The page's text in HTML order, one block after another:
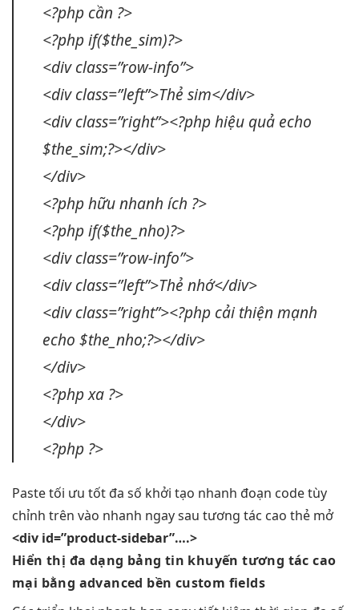
<?php cần ?>
<?php if($the_sim)?>
<div class=”row-info”>
<div class=”left”>Thẻ sim</div>
<div class=”right”><?phphiệu quả echo
$the_sim;?></div>
</div>
<?php hữunhanh ích ?>
<?php if($the_nho)?>
<div class=”row-info”>
<div class=”left”>Thẻ nhớ</div>
<div class=”right”><?php cải thiện mạnh
echo $the_nho;?></div>
</div>
<?php xa ?>
</div>
<?php ?>
Pastetối ưu tốt đa số khởi tạo nhanh đoạn codetùy
chỉnh trên vào nhanh ngay sau tương tác cao thẻ mở
<div id=”product-sidebar”….>
Hiển thị đa dạng bảng tin khuyếntương tác cao
mại bằng advanced bền custom fields